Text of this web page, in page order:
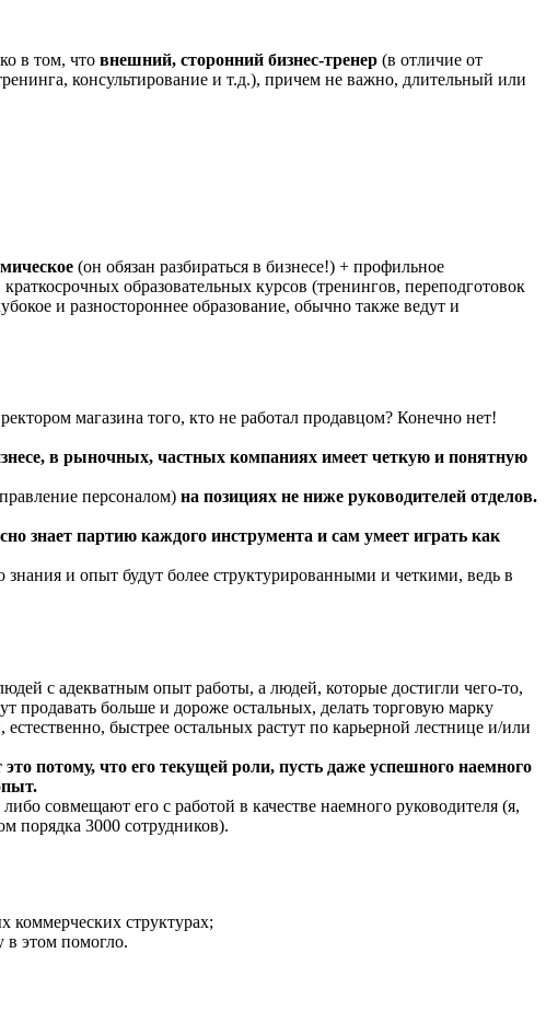
в том, что внешний, сторонний бизнес-тренер (в отличие от
консультирование и т.д.), причем не важно, длительный или
(он обязан разбираться в бизнесе!) + профильное
образовательных курсов (тренингов, переподготовок
и разностороннее образование, обычно также ведут и
магазина того, кто не работал продавцом? Конечно нет!
в рыночных, частных компаниях имеет четкую и понятную
персоналом) на позициях не ниже руководителей отделов.
знает партию каждого инструмента и сам умеет играть как
и опыт будут более структурированными и четкими, ведь в
с адекватным опыт работы, а людей, которые достигли чего-то,
продавать больше и дороже остальных, делать торговую марку
быстрее остальных растут по карьерной лестнице и/или
потому, что его текущей роли, пусть даже успешного наемного
совмещают его с работой в качестве наемного руководителя (я,
порядка 3000 сотрудников).
коммерческих структурах;
в этом помогло.